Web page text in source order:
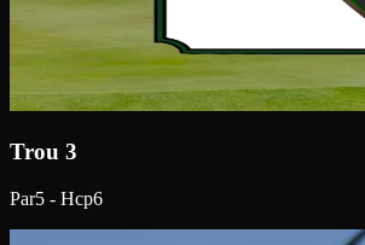
Trou 3
Par5 - Hcp6